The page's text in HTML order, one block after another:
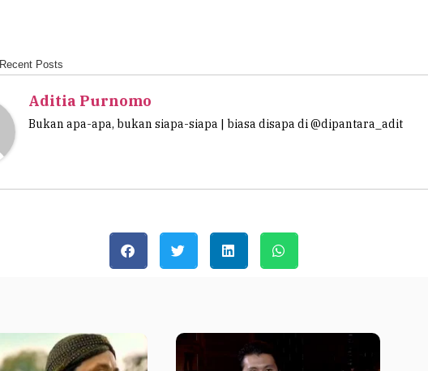
Recent Posts
Aditia Purnomo
Bukan apa-apa, bukan siapa-siapa | biasa disapa di @dipantara_adit